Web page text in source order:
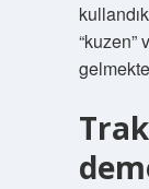
“kuzen”